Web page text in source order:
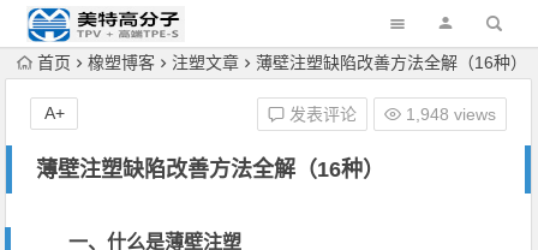
首页 橡塑博客 注塑文章 薄壁注塑缺陷改善方法全解（16种）
薄壁注塑缺陷改善方法全解（16种）
发表评论 1,948 views
A+
一、什么是薄壁注塑